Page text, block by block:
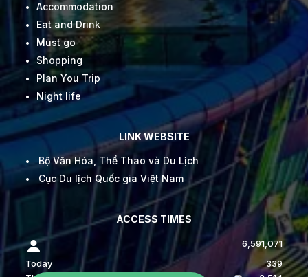
Accommodation
Eat and Drink
Must go
Shopping
Plan You Trip
Night life
LINK WEBSITE
Bộ Văn Hóa, Thể Thao và Du Lịch
Cục Du lịch Quốc gia Việt Nam
ACCESS TIMES
6,591,071
Today
339